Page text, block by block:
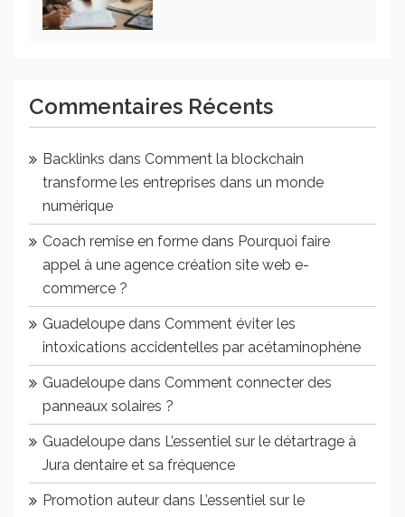
Commentaires Récents
Backlinks dans Comment la blockchain
transforme les entreprises dans un monde
numérique
Coach remise en forme dans Pourquoi faire
appel à une agence création site web e-
commerce ?
Guadeloupe dans Comment éviter les
intoxications accidentelles par acétaminophène
Guadeloupe dans Comment connecter des
panneaux solaires ?
Guadeloupe dans L’essentiel sur le détartrage à
Jura dentaire et sa fréquence
Promotion auteur dans L’essentiel sur le